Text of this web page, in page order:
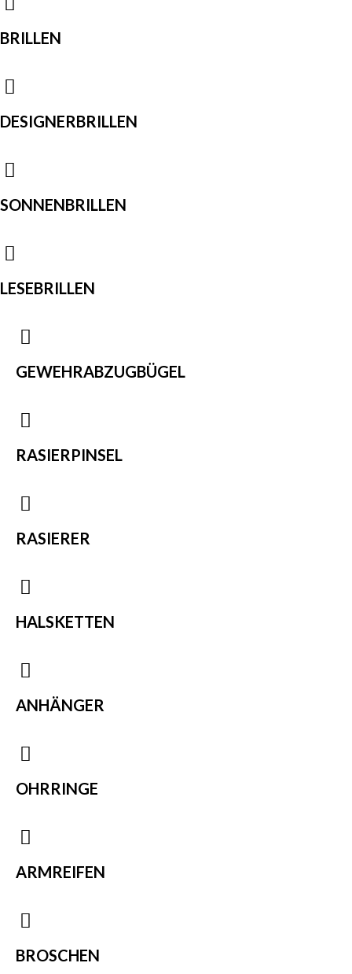
BRILLEN
DESIGNERBRILLEN
SONNENBRILLEN
LESEBRILLEN
GEWEHRABZUGBÜGEL
RASIERPINSEL
RASIERER
HALSKETTEN
ANHÄNGER
OHRRINGE
ARMREIFEN
BROSCHEN